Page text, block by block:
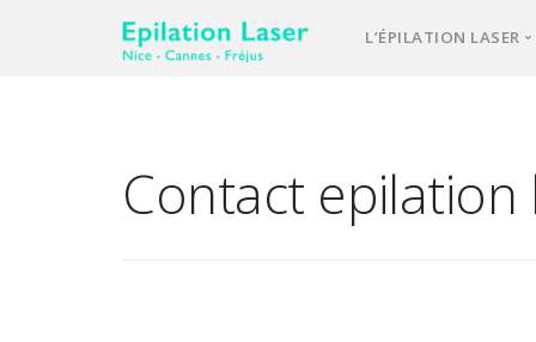
L’ÉPILATION LASER
L’épilation
Contact epilation